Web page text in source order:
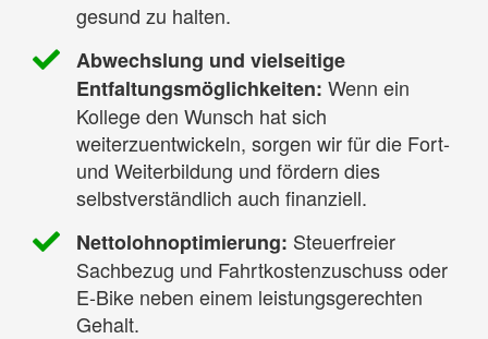
gesund zu halten.
Abwechslung und vielseitige
Entfaltungsmöglichkeiten: Wenn ein
Kollege den Wunsch hat sich
weiterzuentwickeln, sorgen wir für die Fort-
und Weiterbildung und fördern dies
selbstverständlich auch finanziell.
Nettolohnoptimierung: Steuerfreier
Sachbezug und Fahrtkostenzuschuss oder
E-Bike neben einem leistungsgerechten
Gehalt.